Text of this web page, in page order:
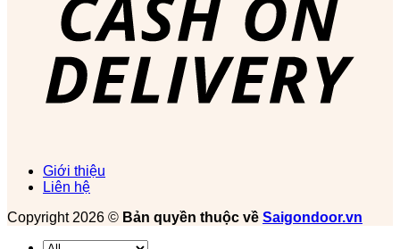
Giới thiệu
Liên hệ
Copyright 2026 © Bản quyền thuộc về Saigondoor.vn